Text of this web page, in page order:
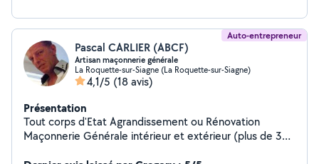
Auto-entrepreneur
Pascal CARLIER (ABCF)
Artisan maçonnerie générale
La Roquette-sur-Siagne (La Roquette-sur-Siagne)
4,1/5 (18 avis)
Présentation
Tout corps d'Etat Agrandissement ou Rénovation
Maçonnerie Générale intérieur et extérieur (plus de 30